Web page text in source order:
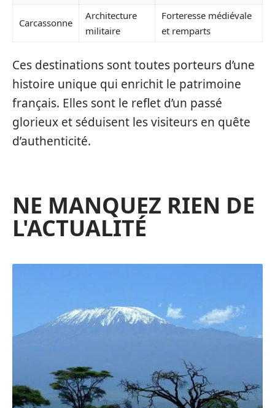
Carcassonne
Architecture
militaire
Forteresse médiévale
et remparts
Ces destinations sont toutes porteurs d’une
histoire unique qui enrichit le patrimoine
français. Elles sont le reflet d’un passé
glorieux et séduisent les visiteurs en quête
d’authenticité.
NE MANQUEZ RIEN DE
L'ACTUALITÉ